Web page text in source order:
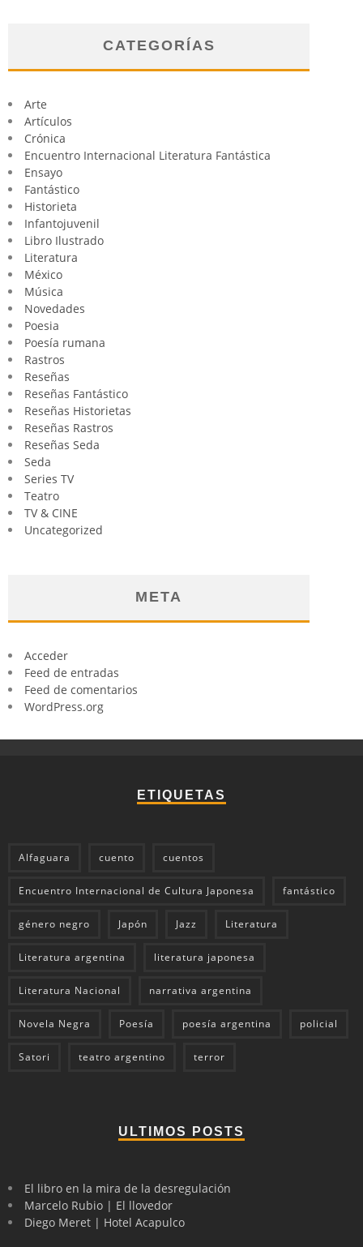
CATEGORÍAS
Arte
Artículos
Crónica
Encuentro Internacional Literatura Fantástica
Ensayo
Fantástico
Historieta
Infantojuvenil
Libro Ilustrado
Literatura
México
Música
Novedades
Poesia
Poesía rumana
Rastros
Reseñas
Reseñas Fantástico
Reseñas Historietas
Reseñas Rastros
Reseñas Seda
Seda
Series TV
Teatro
TV & CINE
Uncategorized
META
Acceder
Feed de entradas
Feed de comentarios
WordPress.org
ETIQUETAS
Alfaguara cuento cuentos
Encuentro Internacional de Cultura Japonesa fantástico
género negro Japón Jazz Literatura
Literatura argentina literatura japonesa
Literatura Nacional narrativa argentina
Novela Negra Poesía poesía argentina policial
Satori teatro argentino terror
ULTIMOS POSTS
El libro en la mira de la desregulación
Marcelo Rubio | El llovedor
Diego Meret | Hotel Acapulco